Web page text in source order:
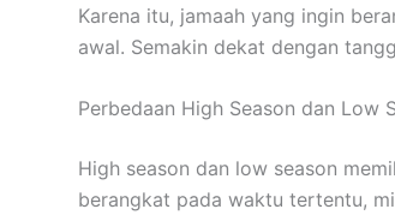
Karena itu, jamaah yang ingin
awal. Semakin dekat dengan
Perbedaan High Season dan Low
High season dan low season
berangkat pada waktu tertentu,